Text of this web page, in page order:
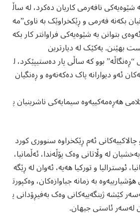
شێوەیەکی نافەرمی کاریان دەکرد، لە ساڵ
بکەنە فەرمی و ڕێکخراوێک بە ناوی”مە
بتوانن بە شێوەیەکی فراوانتر کار بکە
بهێنن. یەکێک لە دیارترین
“ڕەنگاڵە” بوو کە ساڵی پار دەستیپێکرد، ل
ئەو دیوارانە پاک دەکەنەوە و ڕەنگیان
هەڕەمەکییەوە سیمایەکی ناشرینیان پ
ئەم ڕێکخراوە سنووری کورد
لە وڵاتانی وەک پۆڵەندا، ئەڵمانیا،
ئوسترالیا و تورکیا هەیە، ئەوان لە ڕێگە
بە زمانە جیاوازەکان، وەکپورت
کێشە ژینگەییەکانی وەک بەفیڕۆدانی پ
لەسەر ئاستی جیهان.